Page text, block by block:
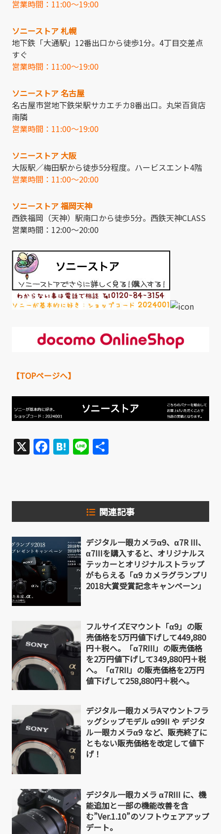
営業時間：11:00～19:00
ソニーストア 札幌
地下鉄「大通駅」12番出口から徒歩1分。4丁目交差点
すぐ
営業時間：11:00～19:00
ソニーストア 名古屋
名古屋市営地下鉄栄駅サカエチカ8番出口。丸栄百貨店
南隣
営業時間：11:00～19:00
ソニーストア 大阪
大阪駅／梅田駅から徒歩5分程度。ハービスエント4階
営業時間：11:00～20:00
ソニーストア 福岡天神
西鉄福岡（天神）駅南口から徒歩5分。西鉄天神CLASS
営業時間：12:00～20:00
【TOPページへ】
X Facebook
Hatena
Line
関連記事
デジタル一眼カメラα9、α7R III、
α7IIIを購入すると、オリジナルス
テッカーとオリジナルストラップ
がもらえる「α9 カメラグランプリ
2018大賞受賞記念キャンペーン」
フルサイズEマウント「α9」の販
売価格を5万円値下げして449,880
円＋税へ。「α7RIII」の販売価格
を2万円値下げして349,880円＋税
へ。「α7RII」の販売価格を2万円
値下げして258,880円＋税へ。
デジタル一眼カメラAマウントフラ
ッグシップモデル α99II や デジタ
ル一眼カメラα9 など、販売終了に
ともない販売価格を改定して値下
げ！
デジタル一眼カメラ α7RIII に、機
能追加と一部の機能改善を含
む”Ver.1.10”のソフトウェアアップ
デート。